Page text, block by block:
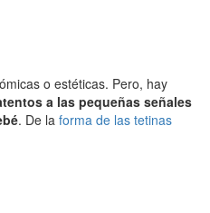
o estéticas. Pero, hay
a las pequeñas señales
. De la forma de las tetinas